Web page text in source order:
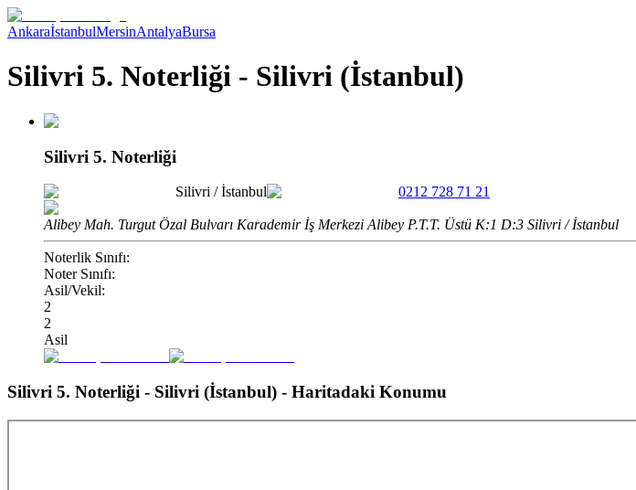
AnkaraİstanbulMersinAntalyaBursa
Silivri 5. Noterliği - Silivri (İstanbul)
Silivri 5. Noterliği
Silivri /İstanbul 0212 728 71 21
Alibey Mah. Turgut Özal Bulvarı Karademir İş Merkezi Alibey P.T.T. Üstü K:1 D:3 Silivri / İstanbul
Noterlik Sınıfı:
Noter Sınıfı:
Asil/Vekil:
2
2
Asil
Silivri 5. Noterliği - Silivri (İstanbul) - Haritadaki Konumu